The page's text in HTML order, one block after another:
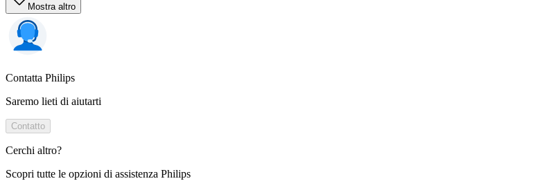
Mostra altro
Contatta Philips
Saremo lieti di aiutarti
Contatto
Cerchi altro?
Scopri tutte le opzioni di assistenza Philips